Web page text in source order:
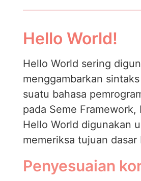
Hello World!
Hello World sering
menggambarkan
suatu bahasa
pada Seme Framework,
Hello World digunakan
memeriksa tujuan dasar
Penyesuaian